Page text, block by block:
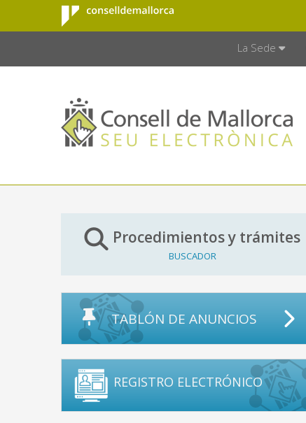
Saltar al contenido principal
Consell de
Mallorca
La Sede
Procedimientos y trámites
BUSCADOR
TABLÓN DE ANUNCIOS
REGISTRO ELECTRÓNICO